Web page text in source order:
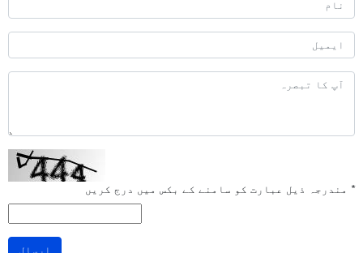
* مندرجہ ذیل عبارت کو سامنے کے بکس میں درج کریں
ارسال